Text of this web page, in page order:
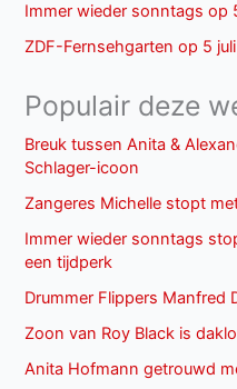
Immer wieder sonntags op
ZDF-Fernsehgarten op 5
Populair deze
Breuk tussen Anita &
Schlager-icoon
Zangeres Michelle stopt
Immer wieder sonntags
een tijdperk
Drummer Flippers Manfred
Zoon van Roy Black is
Anita Hofmann getrouwd